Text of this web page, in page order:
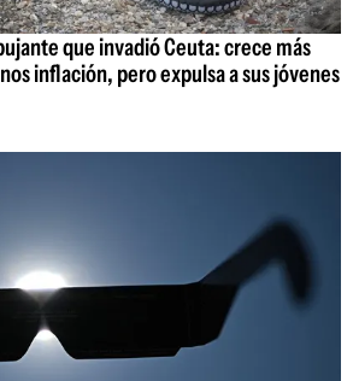
que invadió Ceuta: crece más
inflación, pero expulsa a sus jóvenes